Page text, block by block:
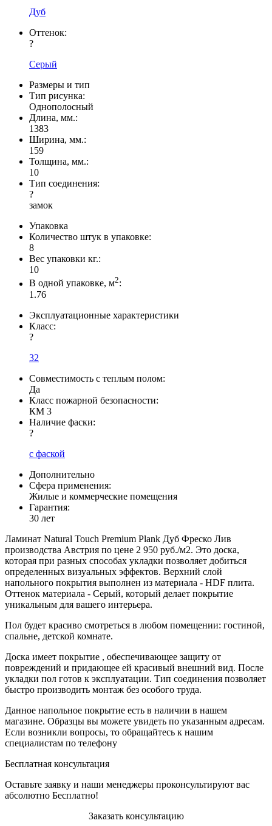
Дуб
Оттенок:
?
Серый
Размеры и тип
Тип рисунка:
Однополосный
Длина, мм.:
1383
Ширина, мм.:
159
Толщина, мм.:
10
Тип соединения:
?
замок
Упаковка
Количество штук в упаковке:
8
Вес упаковки кг.:
10
В одной упаковке, м2:
1.76
Эксплуатационные характеристики
Класс:
?
32
Совместимость с теплым полом:
Да
Класс пожарной безопасности:
КМ 3
Наличие фаски:
?
с фаской
Дополнительно
Сфера применения:
Жилые и коммерческие помещения
Гарантия:
30 лет
Ламинат Natural Touch Premium Plank Дуб Фреско Лив
производства Австрия по цене 2 950 руб./м2. Это доска,
которая при разных способах укладки позволяет добиться
определенных визуальных эффектов. Верхний слой
напольного покрытия выполнен из материала - HDF плита.
Оттенок материала - Серый, который делает покрытие
уникальным для вашего интерьера.
Пол будет красиво смотреться в любом помещении: гостиной,
спальне, детской комнате.
Доска имеет покрытие , обеспечивающее защиту от
повреждений и придающее ей красивый внешний вид. После
укладки пол готов к эксплуатации. Тип соединения позволяет
быстро производить монтаж без особого труда.
Данное напольное покрытие есть в наличии в нашем
магазине. Образцы вы можете увидеть по указанным адресам.
Если возникли вопросы, то обращайтесь к нашим
специалистам по телефону
Бесплатная консультация
Оставьте заявку и наши менеджеры проконсультируют вас
абсолютно Бесплатно!
Заказать консультацию